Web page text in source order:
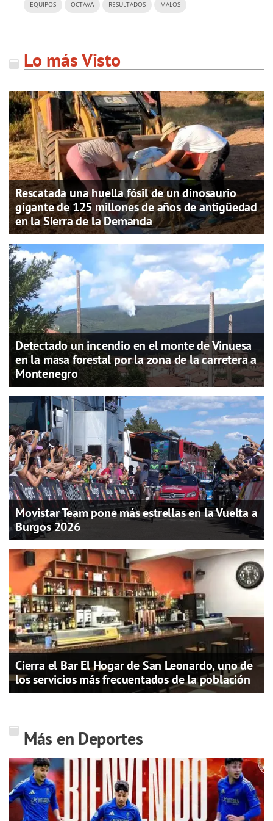
EQUIPOS OCTAVA RESULTADOS MALOS
Lo más Visto
Rescatada una huella fósil de un dinosaurio
gigante de 125 millones de años de antigüedad
en la Sierra de la Demanda
Detectado un incendio en el monte de Vinuesa
en la masa forestal por la zona de la carretera a
Montenegro
Movistar Team pone más estrellas en la Vuelta a
Burgos 2026
Cierra el Bar El Hogar de San Leonardo, uno de
los servicios más frecuentados de la población
Más en Deportes